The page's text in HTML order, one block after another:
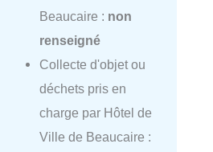
Beaucaire : non
renseigné
Collecte d'objet ou
déchets pris en
charge par Hôtel de
Ville de Beaucaire :